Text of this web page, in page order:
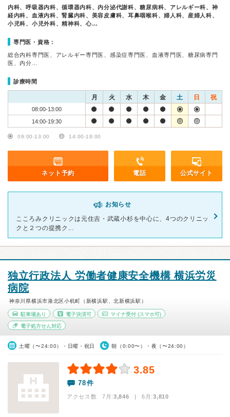
内科、呼吸器内科、循環器内科、内分泌代謝科、糖尿病科、アレルギー科、神
経内科、血液内科、腎臓内科、美容皮膚科、耳鼻咽喉科、婦人科、産婦人科、
小児科、小児外科、精神科、心…
専門医・資格：
総合内科専門医、アレルギー専門医、感染症専門医、血液専門医、糖尿病専門
医、内分…
診療時間
月 火 水 木 金 土 日 祝
08:00-13:00
14:00-19:30
09:00-13:00 14:00-18:00
ネット予約 電話 公式サイト
お知らせ
こころみクリニックは元住吉・武蔵小杉を中心に、4つのクリニッ
クと２つの提携ク...
独立行政法人 労働者健康安全機構 横浜労災
病院
神奈川県横浜市港北区小机町（新横浜駅、北新横浜駅）
駐車場あり 電子決済可 マイナ受付 (スマホ可)
電子処方せん対応
土曜（〜24:00）・日曜・祝日 朝（0:00〜）・夜（〜24:00）
3.85
78件
アクセス数 7月:3,846 | 6月:3,810